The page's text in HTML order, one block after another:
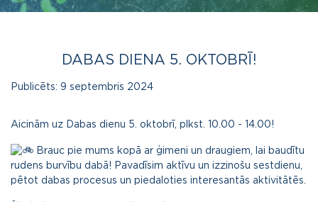
DABAS DIENA 5. OKTOBRĪ!
Publicēts: 9 septembris 2024
Aicinām uz Dabas dienu 5. oktobrī, plkst. 10.00 - 14.00!
Brauc pie mums kopā ar ģimeni un draugiem, lai baudītu
rudens burvību dabā! Pavadīsim aktīvu un izzinošu sestdienu,
pētot dabas procesus un piedaloties interesantās aktivitātēs.